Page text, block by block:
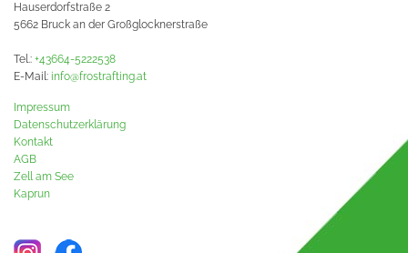
Hauserdorfstraße 2
5662 Bruck an der Großglocknerstraße
Tel.: +43664-5222538
E-Mail: info@frostrafting.at
Impressum
Datenschutzerklärung
Kontakt
AGB
Zell am See
Kaprun